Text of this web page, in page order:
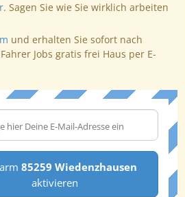
. Sagen Sie wie Sie wirklich arbeiten
und erhalten Sie sofort nach
Jobs gratis frei Haus per E-
85259 Wiedenzhausen
aktivieren